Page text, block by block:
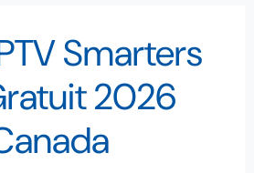
Smarters
2026